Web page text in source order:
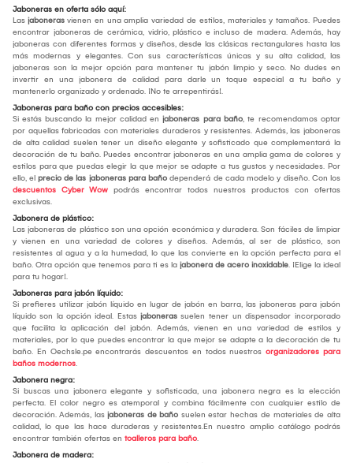
Jaboneras en oferta sólo aquí:
Las jaboneras vienen en una amplia variedad de estilos, materiales y tamaños. Puedes
encontrar jaboneras de cerámica, vidrio, plástico e incluso de madera. Además, hay
jaboneras con diferentes formas y diseños, desde las clásicas rectangulares hasta las
más modernas y elegantes. Con sus características únicas y su alta calidad, las
jaboneras son la mejor opción para mantener tu jabón limpio y seco. No dudes en
invertir en una jabonera de calidad para darle un toque especial a tu baño y
mantenerlo organizado y ordenado. ¡No te arrepentirás!.
Jaboneras para baño con precios accesibles:
Si estás buscando la mejor calidad en jaboneras para baño, te recomendamos optar
por aquellas fabricadas con materiales duraderos y resistentes. Además, las jaboneras
de alta calidad suelen tener un diseño elegante y sofisticado que complementará la
decoración de tu baño. Puedes encontrar jaboneras en una amplia gama de colores y
estilos para que puedas elegir la que mejor se adapte a tus gustos y necesidades. Por
ello, el precio de las jaboneras para baño dependerá de cada modelo y diseño. Con los
descuentos Cyber Wow podrás encontrar todos nuestros productos con ofertas
exclusivas.
Jabonera de plástico:
Las jaboneras de plástico son una opción económica y duradera. Son fáciles de limpiar
y vienen en una variedad de colores y diseños. Además, al ser de plástico, son
resistentes al agua y a la humedad, lo que las convierte en la opción perfecta para el
baño. Otra opción que tenemos para ti es la jabonera de acero inoxidable. ¡Elige la ideal
para tu hogar!.
Jaboneras para jabón líquido:
Si prefieres utilizar jabón líquido en lugar de jabón en barra, las jaboneras para jabón
líquido son la opción ideal. Estas jaboneras suelen tener un dispensador incorporado
que facilita la aplicación del jabón. Además, vienen en una variedad de estilos y
materiales, por lo que puedes encontrar la que mejor se adapte a la decoración de tu
baño. En Oechsle.pe encontrarás descuentos en todos nuestros organizadores para
baños modernos.
Jabonera negra:
Si buscas una jabonera elegante y sofisticada, una jabonera negra es la elección
perfecta. El color negro es atemporal y combina fácilmente con cualquier estilo de
decoración. Además, las jaboneras de baño suelen estar hechas de materiales de alta
calidad, lo que las hace duraderas y resistentes.En nuestro amplio catálogo podrás
encontrar también ofertas en toalleros para baño.
Jabonera de madera: